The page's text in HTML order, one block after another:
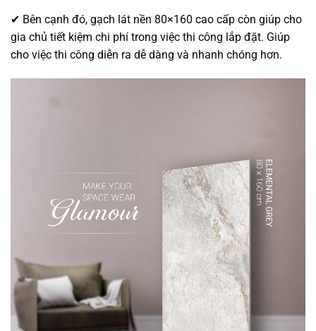
✔ Bên cạnh đó, gạch lát nền 80×160 cao cấp còn giúp cho
gia chủ tiết kiệm chi phí trong việc thi công lắp đặt. Giúp
cho việc thi công diễn ra dễ dàng và nhanh chóng hơn.